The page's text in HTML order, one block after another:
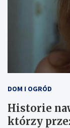
DOM I OGRÓD
Historie
którzy